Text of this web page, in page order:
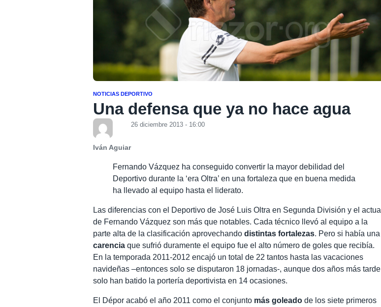
NOTICIAS DEPORTIVO
Una defensa que ya no hace agua
Iván Aguiar
26 diciembre 2013 - 16:00
Fernando Vázquez ha conseguido convertir la mayor debilidad del
Deportivo durante la ‘era Oltra’ en una fortaleza que en buena medida
ha llevado al equipo hasta el liderato.
Las diferencias con el Deportivo de José Luis Oltra en Segunda División y el actual
de Fernando Vázquez son más que notables. Cada técnico llevó al equipo a la
parte alta de la clasificación aprovechandodistintas fortalezas. Pero si había una
carencia que sufrió duramente el equipo fue el alto número de goles que recibía.
En la temporada 2011-2012 encajó un total de 22 tantos hasta las vacaciones
navideñas –entonces solo se disputaron 18 jornadas-, aunque dos años más tarde
solo han batido la portería deportivista en 14 ocasiones.
El Dépor acabó el año 2011 como el conjunto más goleado de los siete primeros